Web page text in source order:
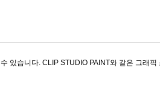
있습니다. CLIP STUDIO PAINT와 같은 그래